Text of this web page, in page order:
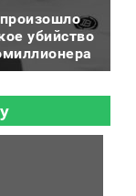
убийство